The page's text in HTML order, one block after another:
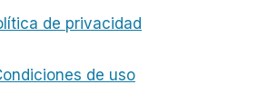
de privacidad
de uso